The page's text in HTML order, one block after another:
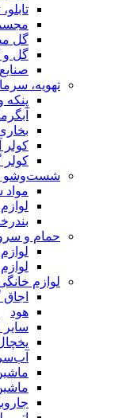
گل
گل و
تهویه،
پنکه
کولر
کولر
شست‌وشو
مواد
حمام و
لوازم
هود
سایر